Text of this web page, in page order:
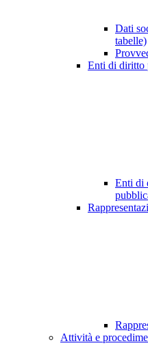
Dati
tabelle)
Enti di diritto
Enti di
Attività e